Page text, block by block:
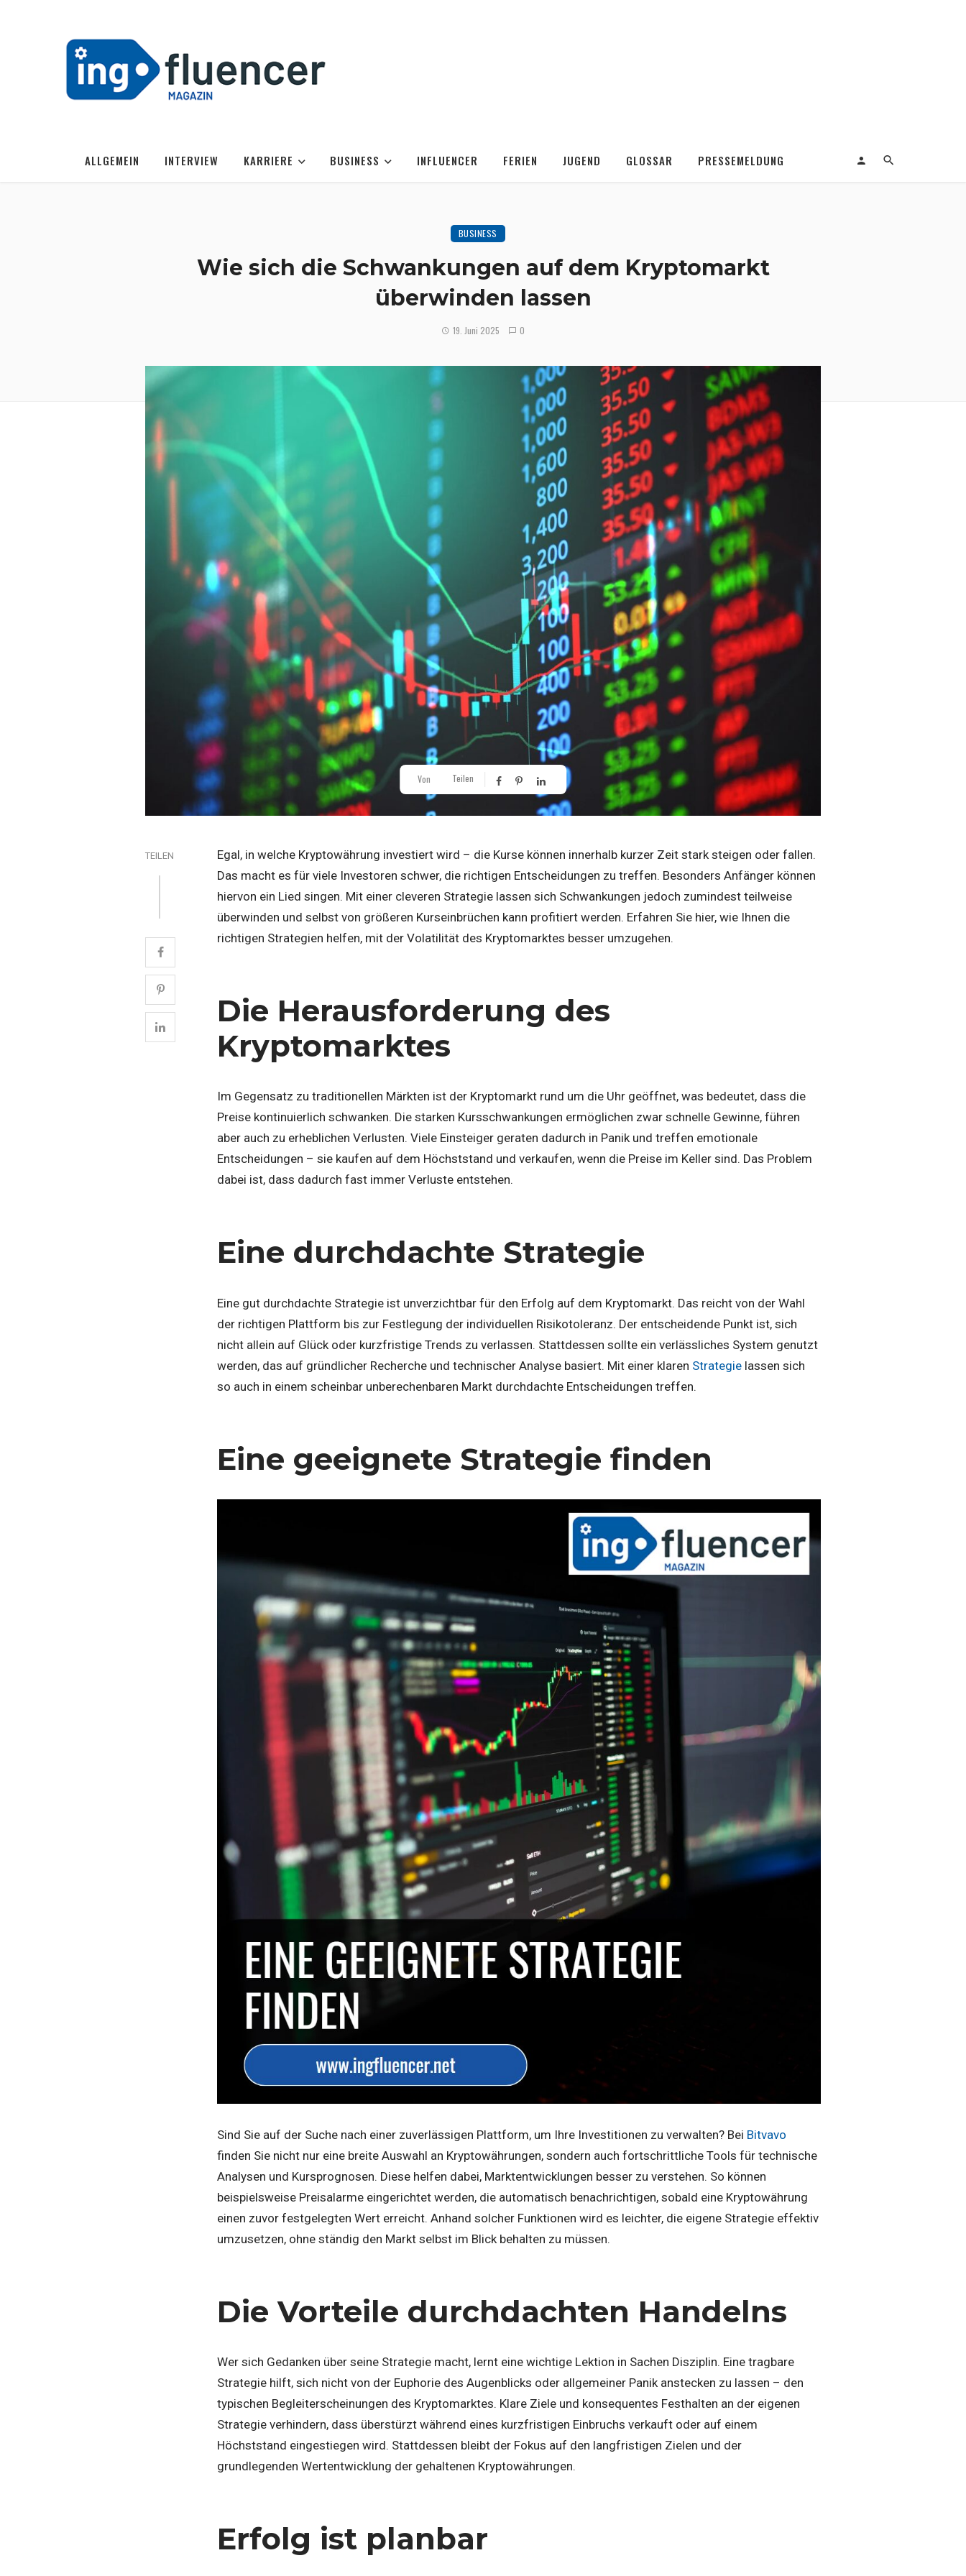
ALLGEMEIN INTERVIEW KARRIERE BUSINESS INFLUENCER FERIEN JUGEND GLOSSAR PRESSEMELDUNG
BUSINESS
Wie sich die Schwankungen auf dem Kryptomarkt
überwinden lassen
19. Juni 2025 0
Von Teilen
TEILEN
Egal, in welche Kryptowährung investiert wird – die Kurse können innerhalb kurzer Zeit stark steigen oder fallen.
Das macht es für viele Investoren schwer, die richtigen Entscheidungen zu treffen. Besonders Anfänger können
hiervon ein Lied singen. Mit einer cleveren Strategie lassen sich Schwankungen jedoch zumindest teilweise
überwinden und selbst von größeren Kurseinbrüchen kann profitiert werden. Erfahren Sie hier, wie Ihnen die
richtigen Strategien helfen, mit der Volatilität des Kryptomarktes besser umzugehen.
Die Herausforderung des
Kryptomarktes
Im Gegensatz zu traditionellen Märkten ist der Kryptomarkt rund um die Uhr geöffnet, was bedeutet, dass die
Preise kontinuierlich schwanken. Die starken Kursschwankungen ermöglichen zwar schnelle Gewinne, führen
aber auch zu erheblichen Verlusten. Viele Einsteiger geraten dadurch in Panik und treffen emotionale
Entscheidungen – sie kaufen auf dem Höchststand und verkaufen, wenn die Preise im Keller sind. Das Problem
dabei ist, dass dadurch fast immer Verluste entstehen.
Eine durchdachte Strategie
Eine gut durchdachte Strategie ist unverzichtbar für den Erfolg auf dem Kryptomarkt. Das reicht von der Wahl
der richtigen Plattform bis zur Festlegung der individuellen Risikotoleranz. Der entscheidende Punkt ist, sich
nicht allein auf Glück oder kurzfristige Trends zu verlassen. Stattdessen sollte ein verlässliches System genutzt
werden, das auf gründlicher Recherche und technischer Analyse basiert. Mit einer klaren Strategie lassen sich
so auch in einem scheinbar unberechenbaren Markt durchdachte Entscheidungen treffen.
Eine geeignete Strategie finden
Sind Sie auf der Suche nach einer zuverlässigen Plattform, um Ihre Investitionen zu verwalten? Bei Bitvavo
finden Sie nicht nur eine breite Auswahl an Kryptowährungen, sondern auch fortschrittliche Tools für technische
Analysen und Kursprognosen. Diese helfen dabei, Marktentwicklungen besser zu verstehen. So können
beispielsweise Preisalarme eingerichtet werden, die automatisch benachrichtigen, sobald eine Kryptowährung
einen zuvor festgelegten Wert erreicht. Anhand solcher Funktionen wird es leichter, die eigene Strategie effektiv
umzusetzen, ohne ständig den Markt selbst im Blick behalten zu müssen.
Die Vorteile durchdachten Handelns
Wer sich Gedanken über seine Strategie macht, lernt eine wichtige Lektion in Sachen Disziplin. Eine tragbare
Strategie hilft, sich nicht von der Euphorie des Augenblicks oder allgemeiner Panik anstecken zu lassen – den
typischen Begleiterscheinungen des Kryptomarktes. Klare Ziele und konsequentes Festhalten an der eigenen
Strategie verhindern, dass überstürzt während eines kurzfristigen Einbruchs verkauft oder auf einem
Höchststand eingestiegen wird. Stattdessen bleibt der Fokus auf den langfristigen Zielen und der
grundlegenden Wertentwicklung der gehaltenen Kryptowährungen.
Erfolg ist planbar